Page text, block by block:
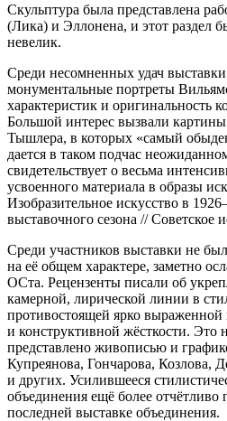
Скульптура была представлена
(Лика) и Эллонена, и этот раздел
невелик.
Среди несомненных удач
монументальные портреты
характеристик и оригинальность
Большой интерес вызвали
Тышлера, в которых «самый
дается в таком подчас
свидетельствует о весьма
усвоенного материала в образы
Изобразительное искусство в
выставочного сезона // Советское
Среди участников выставки не
на её общем характере, заметно
ОСта. Рецензенты писали об
камерной, лирической линии в
противостоящей ярко выраженной
и конструктивной жёсткости. Это
представлено живописью и
Купреянова, Гончарова, Козлова,
и других. Усилившееся
объединения ещё более отчётливо
последней выставке объединения.